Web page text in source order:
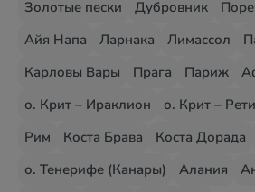
Золотые пески
Дубровник
Айя Напа
Ларнака Лимассол
Карловы Вары
Прага Париж
о. Крит – Ираклион
о. Крит –
Рим
Коста Брава Коста Дорада
о. Тенерифе (Канары)
Алания